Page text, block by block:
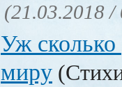
(21.03.2018 /
Уж сколько
миру